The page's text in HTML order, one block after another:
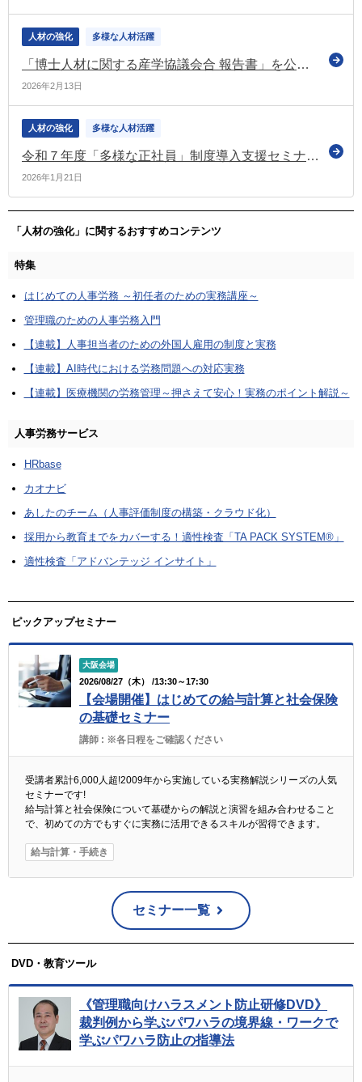
人材の強化 多様な人材活躍
「博士人材に関する産学協議会合 報告書」を公表（経団連）
2026年2月13日
人材の強化 多様な人材活躍
令和７年度「多様な正社員」制度導入支援セミナー（第2回）のご案内（多様な働き方の実現応援サイト）
2026年1月21日
「人材の強化」に関するおすすめコンテンツ
特集
はじめての人事労務 ～初任者のための実務講座～
管理職のための人事労務入門
【連載】人事担当者のための外国人雇用の制度と実務
【連載】AI時代における労務問題への対応実務
【連載】医療機関の労務管理～押さえて安心！実務のポイント解説～
人事労務サービス
HRbase
カオナビ
あしたのチーム（人事評価制度の構築・クラウド化）
採用から教育までをカバーする！適性検査「TA PACK SYSTEM®」
適性検査「アドバンテッジ インサイト」
ピックアップセミナー
大阪会場
2026/08/27（木） /13:30～17:30
【会場開催】はじめての給与計算と社会保険
の基礎セミナー
講師 : ※各日程をご確認ください
受講者累計6,000人超!2009年から実施している実務解説シリーズの人気
セミナーです!
給与計算と社会保険について基礎からの解説と演習を組み合わせること
で、初めての方でもすぐに実務に活用できるスキルが習得できます。
給与計算・手続き
セミナー一覧
DVD・教育ツール
《管理職向けハラスメント防止研修DVD》
裁判例から学ぶパワハラの境界線・ワークで
学ぶパワハラ防止の指導法